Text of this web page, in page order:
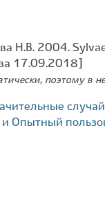
Н.В. 2004.
17.09.2018]
поэтому в
и Опытный